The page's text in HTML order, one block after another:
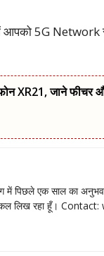
आपको 5G
XR21, जाने फीचर
में पिछले एक साल का
लिख रहा हूँ। Contact: